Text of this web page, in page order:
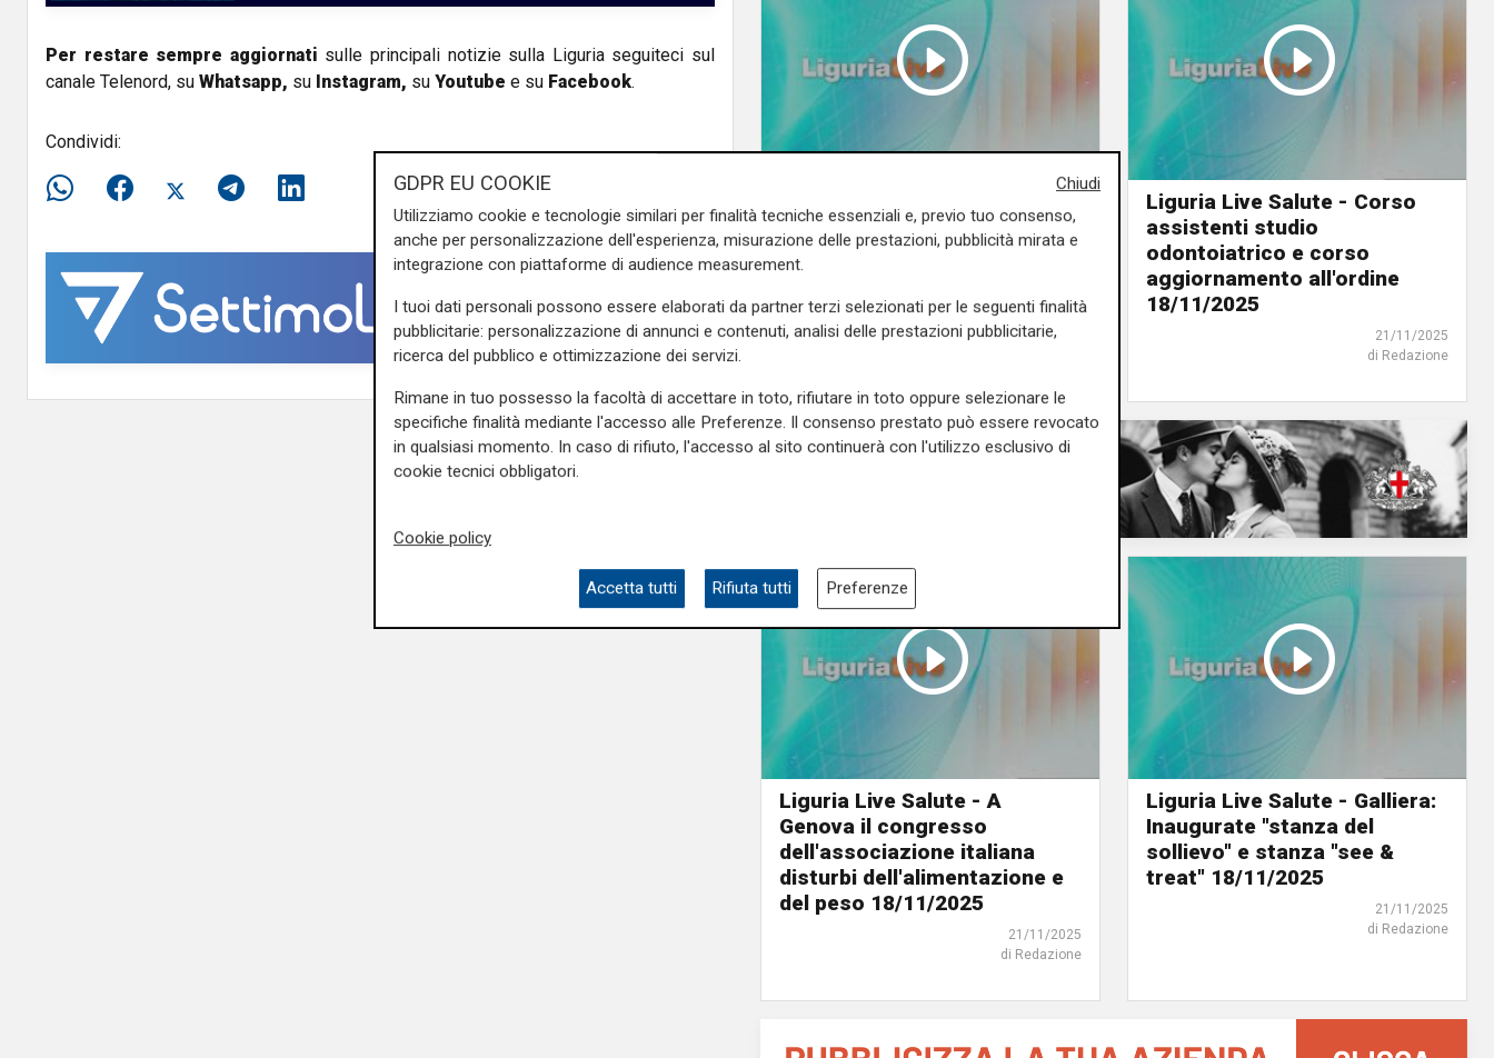
e
o
Per restare sempre aggiornati sulle principali notizie sulla Liguria seguiteci sul
canale Telenord, su Whatsapp, su Instagram, su Youtube e su Facebook.
Condividi:
Esperia, l'importanza della
prevenzione in ambito
senologico 18/11/2025
21/11/2025
di Redazione
Liguria Live Salute - Corso
assistenti studio
odontoiatrico e corso
aggiornamento all'ordine
18/11/2025
21/11/2025
di Redazione
Liguria Live Salute - A
Genova il congresso
dell'associazione italiana
disturbi dell'alimentazione e
del peso 18/11/2025
21/11/2025
di Redazione
Liguria Live Salute - Galliera:
Inaugurate "stanza del
sollievo" e stanza "see &
treat" 18/11/2025
21/11/2025
di Redazione
Chiudi
GDPR EU COOKIE
Utilizziamo cookie e tecnologie similari per finalità tecniche essenziali e, previo tuo consenso,
anche per personalizzazione dell'esperienza, misurazione delle prestazioni, pubblicità mirata e
integrazione con piattaforme di audience measurement.
I tuoi dati personali possono essere elaborati da partner terzi selezionati per le seguenti finalità
pubblicitarie: personalizzazione di annunci e contenuti, analisi delle prestazioni pubblicitarie,
ricerca del pubblico e ottimizzazione dei servizi.
Rimane in tuo possesso la facoltà di accettare in toto, rifiutare in toto oppure selezionare le
specifiche finalità mediante l'accesso alle Preferenze. Il consenso prestato può essere revocato
in qualsiasi momento. In caso di rifiuto, l'accesso al sito continuerà con l'utilizzo esclusivo di
cookie tecnici obbligatori.
Cookie policy
Accetta tutti Rifiuta tutti Preferenze